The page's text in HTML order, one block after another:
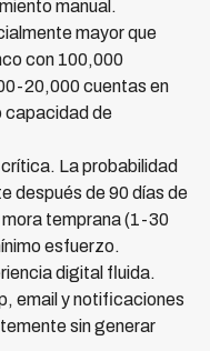
manual.
mayor que
con 100,000
20,000 cuentas en
capacidad de
La probabilidad
después de 90 días de
temprana (1-30
esfuerzo.
digital fluida.
email y notificaciones
sin generar